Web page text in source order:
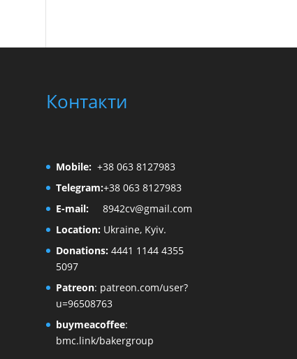
Контакти
Mobile:+38 063 8127983
Telegram:+38 063 8127983
E-mail:
8942cv@gmail.com
Location: Ukraine, Kyiv.
Donations: 4441 1144 4355
5097
Patreon: patreon.com/user?
u=96508763
buymeacoffee:
bmc.link/bakergroup